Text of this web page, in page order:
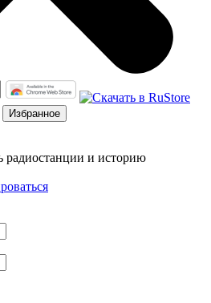
Избранное
радиостанции и историю